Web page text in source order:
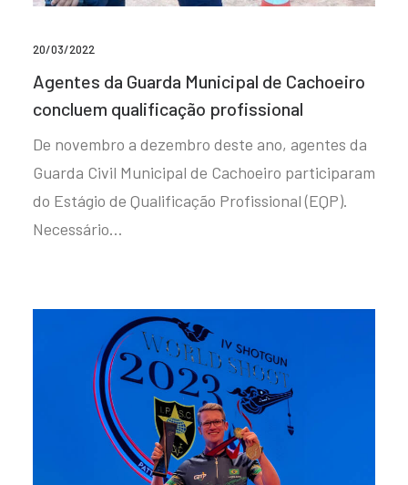
20/03/2022
Agentes da Guarda Municipal de Cachoeiro
concluem qualificação profissional
De novembro a dezembro deste ano, agentes da
Guarda Civil Municipal de Cachoeiro participaram
do Estágio de Qualificação Profissional (EQP).
Necessário…